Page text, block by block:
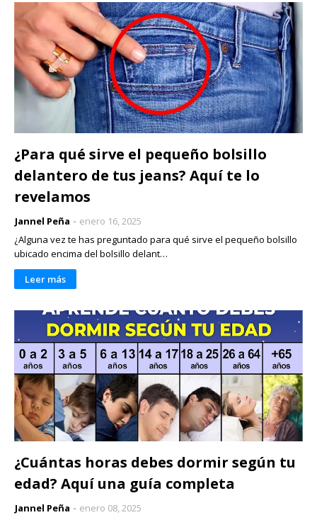
¿Para qué sirve el pequeño bolsillo
delantero de tus jeans? Aquí te lo
revelamos
Jannel Peña
enero 16, 2025
¿Alguna vez te has preguntado para qué sirve el pequeño bolsillo
ubicado encima del bolsillo delant…
Leer más
¿Cuántas horas debes dormir según tu
edad? Aquí una guía completa
Jannel Peña
enero 08, 2025